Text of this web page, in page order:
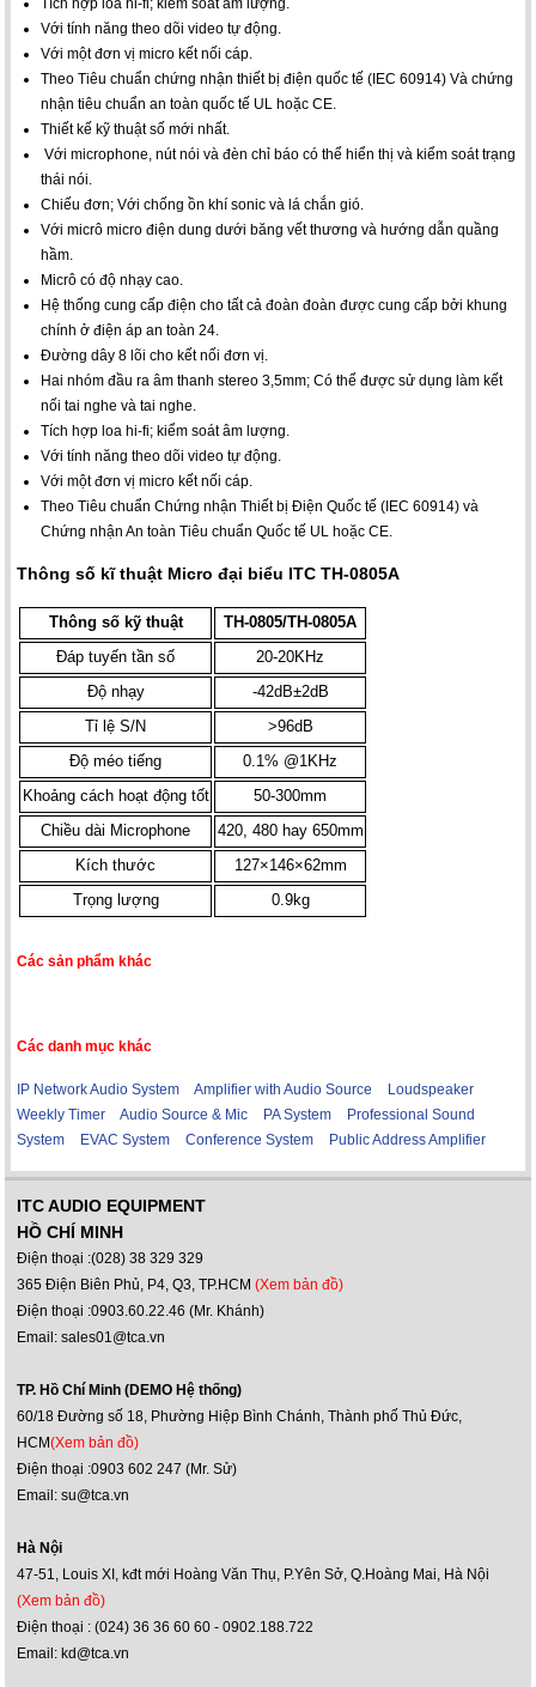
Tích hợp loa hi-fi; kiểm soát âm lượng.
Với tính năng theo dõi video tự động.
Với một đơn vị micro kết nối cáp.
Theo Tiêu chuẩn chứng nhận thiết bị điện quốc tế (IEC 60914) Và chứng
nhận tiêu chuẩn an toàn quốc tế UL hoặc CE.
Thiết kế kỹ thuật số mới nhất.
Với microphone, nút nói và đèn chỉ báo có thể hiển thị và kiểm soát trạng
thái nói.
Chiếu đơn; Với chống ồn khí sonic và lá chắn gió.
Với micrô micro điện dung dưới băng vết thương và hướng dẫn quầng
hầm.
Micrô có độ nhạy cao.
Hệ thống cung cấp điện cho tất cả đoàn đoàn được cung cấp bởi khung
chính ở điện áp an toàn 24.
Đường dây 8 lõi cho kết nối đơn vị.
Hai nhóm đầu ra âm thanh stereo 3,5mm; Có thể được sử dụng làm kết
nối tai nghe và tai nghe.
Tích hợp loa hi-fi; kiểm soát âm lượng.
Với tính năng theo dõi video tự động.
Với một đơn vị micro kết nối cáp.
Theo Tiêu chuẩn Chứng nhận Thiết bị Điện Quốc tế (IEC 60914) và
Chứng nhận An toàn Tiêu chuẩn Quốc tế UL hoặc CE.
Thông số kĩ thuật Micro đại biểu ITC TH-0805A
Thông số kỹ thuật
TH-0805/TH-0805A
Đáp tuyến tần số
20-20KHz
Độ nhạy
-42dB±2dB
Tỉ lệ S/N
>96dB
Độ méo tiếng
0.1% @1KHz
Khoảng cách hoạt động tốt
50-300mm
Chiều dài Microphone
420, 480 hay 650mm
Kích thước
127×146×62mm
Trọng lượng
0.9kg
Các sản phẩm khác
Các danh mục khác
IP Network Audio System Amplifier with Audio Source
Loudspeaker
Weekly Timer
Audio Source & Mic PA System
Professional Sound
System
EVAC System Conference System Public Address Amplifier
ITC AUDIO EQUIPMENT
HỒ CHÍ MINH
Điện thoại :(028) 38 329 329
365 Điện Biên Phủ, P4, Q3, TP.HCM(Xem bản đồ)
Điện thoại :0903.60.22.46 (Mr. Khánh)
Email: sales01@tca.vn
TP. Hồ Chí Minh (DEMO Hệ thống)
60/18 Đường số 18, Phường Hiệp Bình Chánh, Thành phố Thủ Đức,
HCM(Xem bản đồ)
Điện thoại :0903 602 247 (Mr. Sử)
Email: su@tca.vn
Hà Nội
47-51, Louis XI, kđt mới Hoàng Văn Thụ, P.Yên Sở, Q.Hoàng Mai, Hà Nội
(Xem bản đồ)
Điện thoại : (024) 36 36 60 60 - 0902.188.722
Email: kd@tca.vn